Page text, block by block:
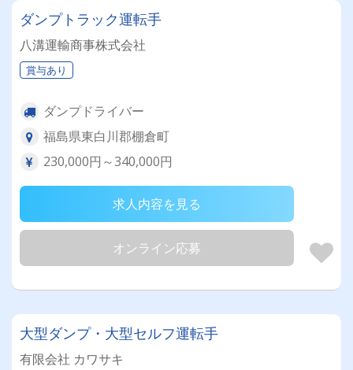
ダンプトラック運転手
八溝運輸商事株式会社
賞与あり
ダンプドライバー
福島県東白川郡棚倉町
230,000円～340,000円
求人内容を見る
オンライン応募
大型ダンプ・大型セルフ運転手
有限会社 カワサキ